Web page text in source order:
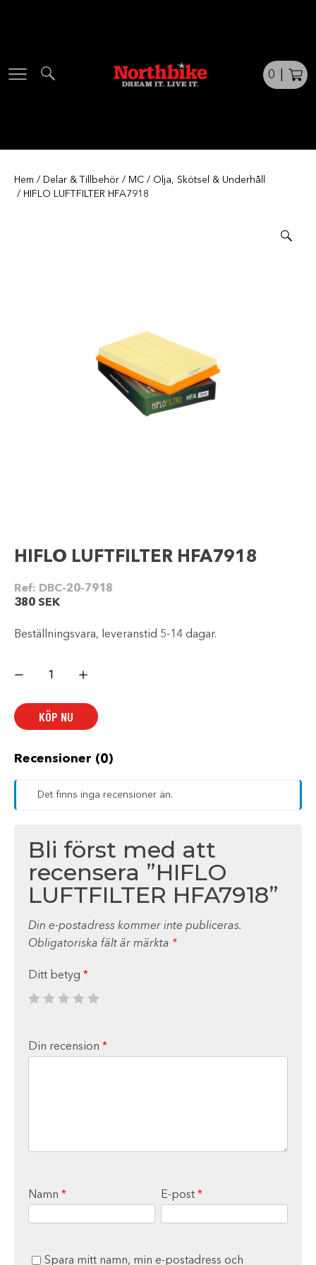
0
Hem / Delar & Tillbehör / MC / Olja, Skötsel & Underhåll
/ HIFLO LUFTFILTER HFA7918
HIFLO LUFTFILTER HFA7918
Ref: DBC-20-7918
380 SEK
Beställningsvara, leveranstid 5-14 dagar.
LUFTFILTER
KÖP NU
Recensioner (0)
Det finns inga recensioner än.
Bli först med att
recensera ”HIFLO
LUFTFILTER HFA7918”
Din e-postadress kommer inte publiceras.
Obligatoriska fält är märkta *
Ditt betyg *
Din recension *
Namn * E-post *
Spara mitt namn, min e-postadress och